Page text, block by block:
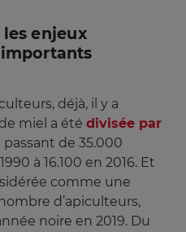
enjeux
déjà, il y a
miel a été divisée par
passant de 35.000
à 16.100 en 2016. Et
comme une
d’apiculteurs,
noire en 2019. Du